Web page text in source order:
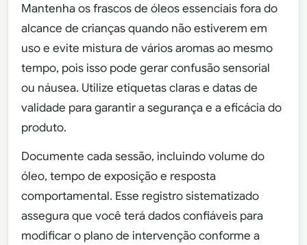
Mantenha os frascos de óleos essenciais fora do
alcance de crianças quando não estiverem em
uso e evite mistura de vários aromas ao mesmo
tempo, pois isso pode gerar confusão sensorial
ou náusea. Utilize etiquetas claras e datas de
validade para garantir a segurança e a eficácia do
produto.
Documente cada sessão, incluindo volume do
óleo, tempo de exposição e resposta
comportamental. Esse registro sistematizado
assegura que você terá dados confiáveis para
modificar o plano de intervenção conforme a